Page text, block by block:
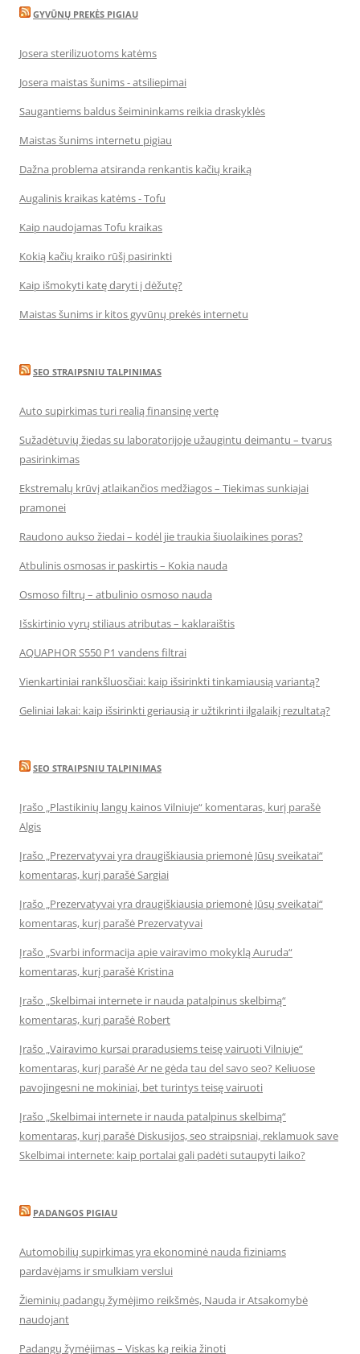
GYVŪNŲ PREKĖS PIGIAU
Josera sterilizuotoms katėms
Josera maistas šunims - atsiliepimai
Saugantiems baldus šeimininkams reikia draskyklės
Maistas šunims internetu pigiau
Dažna problema atsiranda renkantis kačių kraiką
Augalinis kraikas katėms - Tofu
Kaip naudojamas Tofu kraikas
Kokią kačių kraiko rūšį pasirinkti
Kaip išmokyti katę daryti į dėžutę?
Maistas šunims ir kitos gyvūnų prekės internetu
SEO STRAIPSNIU TALPINIMAS
Auto supirkimas turi realią finansinę vertę
Sužadėtuvių žiedas su laboratorijoje užaugintu deimantu – tvarus
pasirinkimas
Ekstremalų krūvį atlaikančios medžiagos – Tiekimas sunkiajai
pramonei
Raudono aukso žiedai – kodėl jie traukia šiuolaikines poras?
Atbulinis osmosas ir paskirtis – Kokia nauda
Osmoso filtrų – atbulinio osmoso nauda
Išskirtinio vyrų stiliaus atributas – kaklaraištis
AQUAPHOR S550 P1 vandens filtrai
Vienkartiniai rankšluosčiai: kaip išsirinkti tinkamiausią variantą?
Geliniai lakai: kaip išsirinkti geriausią ir užtikrinti ilgalaikį rezultatą?
SEO STRAIPSNIU TALPINIMAS
Įrašo „Plastikinių langų kainos Vilniuje“ komentaras, kurį parašė
Algis
Įrašo „Prezervatyvai yra draugiškiausia priemonė Jūsų sveikatai“
komentaras, kurį parašė Sargiai
Įrašo „Prezervatyvai yra draugiškiausia priemonė Jūsų sveikatai“
komentaras, kurį parašė Prezervatyvai
Įrašo „Svarbi informacija apie vairavimo mokyklą Auruda“
komentaras, kurį parašė Kristina
Įrašo „Skelbimai internete ir nauda patalpinus skelbimą“
komentaras, kurį parašė Robert
Įrašo „Vairavimo kursai praradusiems teisę vairuoti Vilniuje“
komentaras, kurį parašė Ar ne gėda tau del savo seo? Keliuose
pavojingesni ne mokiniai, bet turintys teisę vairuoti
Įrašo „Skelbimai internete ir nauda patalpinus skelbimą“
komentaras, kurį parašė Diskusijos, seo straipsniai, reklamuok save
Skelbimai internete: kaip portalai gali padėti sutaupyti laiko?
PADANGOS PIGIAU
Automobilių supirkimas yra ekonominė nauda fiziniams
pardavėjams ir smulkiam verslui
Žieminių padangų žymėjimo reikšmės, Nauda ir Atsakomybė
naudojant
Padangų žymėjimas – Viskas ką reikia žinoti